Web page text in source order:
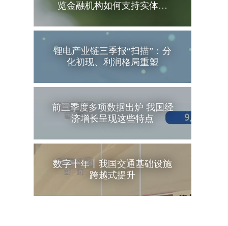
览金融机构如何支持实体…
锂电产业链三季报“扫描”：分
化初现、利润格局重塑
前三季度多项数据出炉 我国经
济增长呈现这些特点
数字十年丨我国交通基础设施
跨越式提升